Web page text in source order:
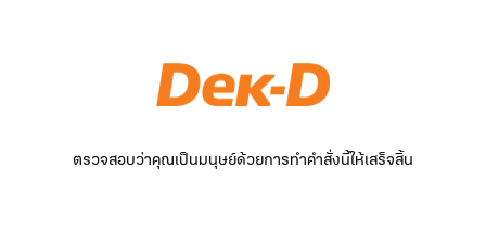
ตรวจสอบว่าคุณเป็นมนุษย์ด้วยการทำคำสั่งนี้ให้เสร็จสิ้น